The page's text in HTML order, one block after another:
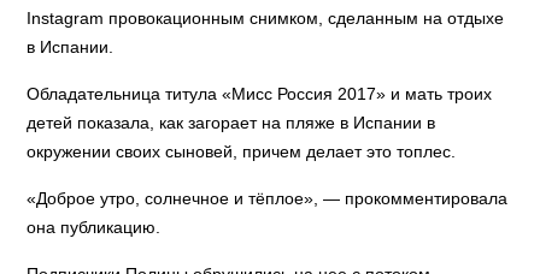
Instagram провокационным снимком, сделанным на отдыхе
в Испании.
Обладательница титула «Мисс Россия 2017» и мать троих
детей показала, как загорает на пляже в Испании в
окружении своих сыновей, причем делает это топлес.
«Доброе утро, солнечное и тёплое», — прокомментировала
она публикацию.